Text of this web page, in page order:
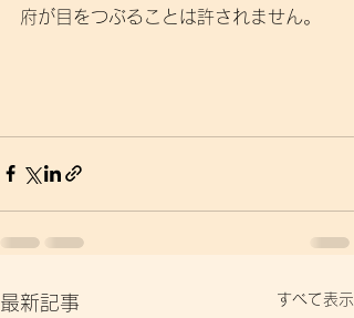
府が目をつぶることは許されません。
最新記事 すべて表示